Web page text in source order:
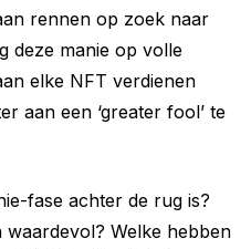
rennen op zoek naar
deze manie op volle
elke NFT verdienen
aan een ‘greater fool’ te
fase achter de rug is?
waardevol? Welke hebben